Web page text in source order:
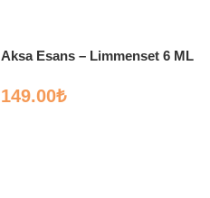
Aksa Esans – Limmenset 6 ML
149.00₺